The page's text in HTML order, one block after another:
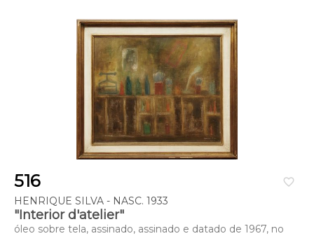
favorite_border
516
HENRIQUE SILVA - NASC. 1933
"Interior d'atelier"
óleo sobre tela, assinado, assinado e datado de 1967, no